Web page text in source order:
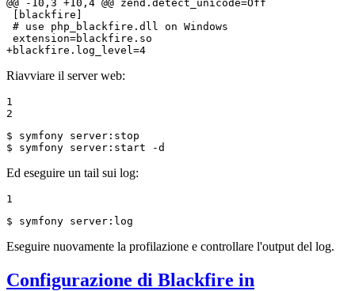
@@ -10,3 +10,4 @@ zend.detect_unicode=Off
[blackfire]
# use php_blackfire.dll on Windows
+blackfire.log_level=4
Riavviare il server web:
1
2
$
$ symfony server:start -d
Ed eseguire un tail sui log:
1
$ symfony server: log
Eseguire nuovamente la profilazione e controllare l'output del log.
Configurazione di Blackfire in